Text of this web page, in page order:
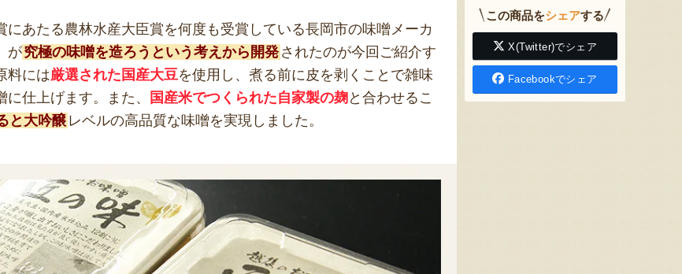
にあたる農林水産大臣賞を何度も受賞している長岡市の味噌メーカ
が究極の味噌を造ろうという考えから開発 されたのが今回ご紹介す
料には厳選された国産大豆を使用し、煮る前に皮を剥くことで雑味
仕上げます。また、
国産米でつくられた自家製の麹 と合わせるこ
と大吟醸レベルの高品質な味噌を実現しました。
この商品をシェアする
X(Twitter)でシェア
Facebookでシェア